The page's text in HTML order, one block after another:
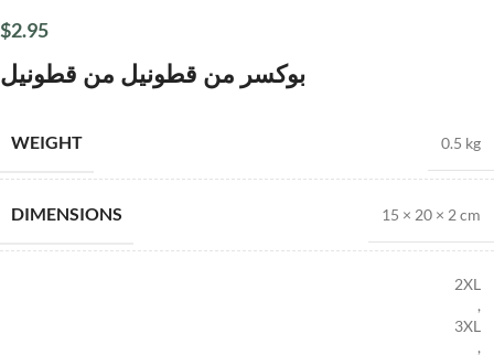
$2.95
بوكسر من قطونيل من قطونيل
WEIGHT 0.5 kg
DIMENSIONS 15 × 20 × 2 cm
2XL
,
3XL
,